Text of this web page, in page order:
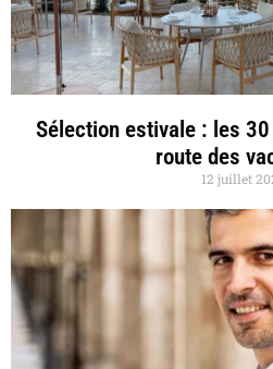
Sélection estivale : les
route des
12 juillet